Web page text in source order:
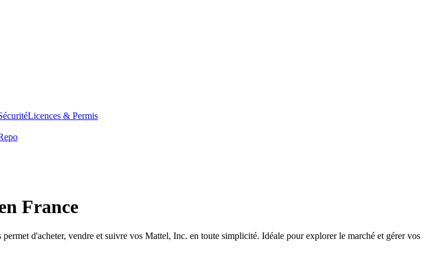
Licences & Permis
France
d'acheter, vendre et suivre vos Mattel, Inc. en toute simplicité. Idéale pour explorer le marché et gérer vos